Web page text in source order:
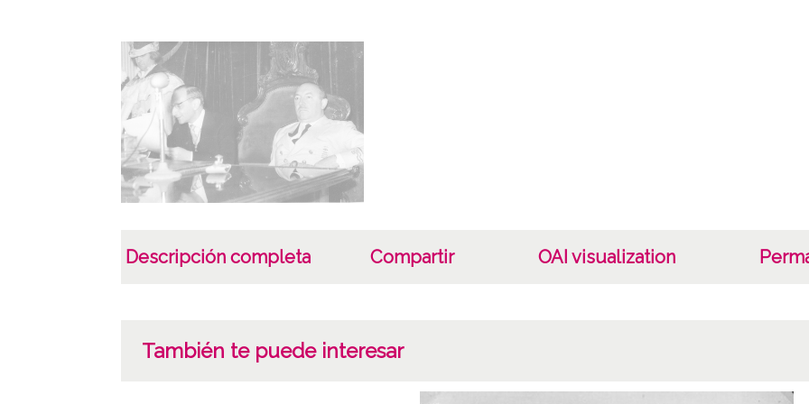
Descripción completa Compartir OAI visualization
También te puede interesar